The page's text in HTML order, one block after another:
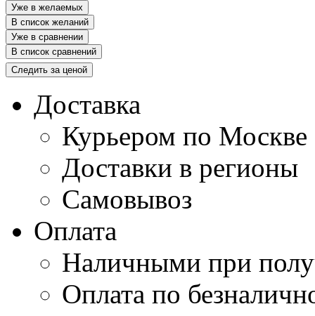
Уже в желаемых
В список желаний
Уже в сравнении
В список сравнений
Следить за ценой
Доставка
Курьером по Москве
Доставки в регионы
Самовывоз
Оплата
Наличными при
Оплата по